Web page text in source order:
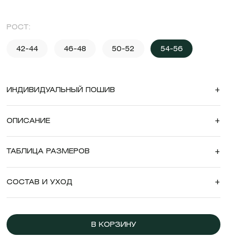
РОСТ:
42-44 46-48 50-52 54-56
ИНДИВИДУАЛЬНЫЙ ПОШИВ +
ОПИСАНИЕ +
ТАБЛИЦА РАЗМЕРОВ +
СОСТАВ И УХОД +
В КОРЗИНУ